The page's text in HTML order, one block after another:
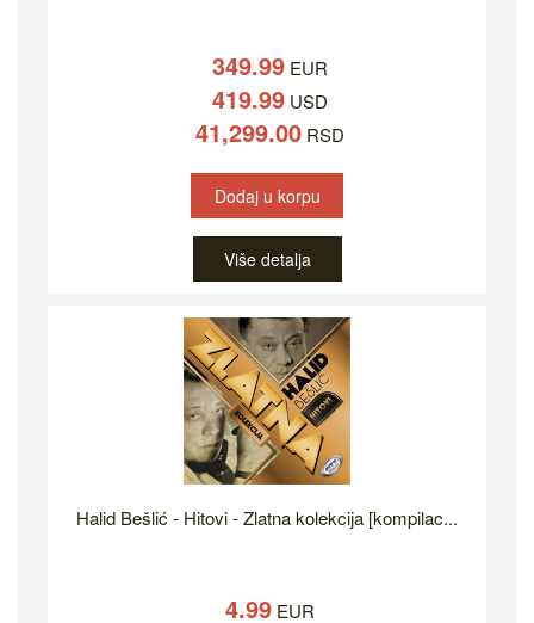
349.99 EUR
419.99 USD
41,299.00 RSD
Dodaj u korpu
Više detalja
Halid Bešlić - Hitovi - Zlatna kolekcija [kompilac...
4.99 EUR